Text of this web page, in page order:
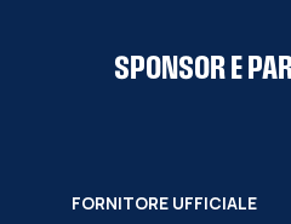
SPONSOR E
FORNITORE UFFICIALE